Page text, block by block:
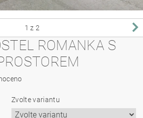
1 z 2
ROMANKA S
Zvolte variantu